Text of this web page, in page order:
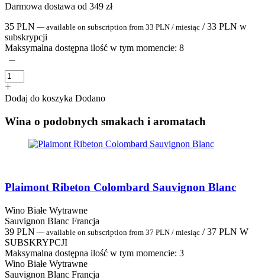
Darmowa dostawa od 349 zł
35 PLN — available on subscription from 33 PLN / miesiąc /33 PLN w
subskrypcji
Maksymalna dostępna ilość w tym momencie: 8
Dodaj do koszyka Dodano
Wina o podobnych smakach i aromatach
Plaimont Ribeton Colombard Sauvignon Blanc
Wino Białe Wytrawne
Sauvignon Blanc Francja
39 PLN — available on subscription from 37 PLN / miesiąc / 37 PLN W
SUBSKRYPCJI
Maksymalna dostępna ilość w tym momencie: 3
Wino Białe Wytrawne
Sauvignon Blanc Francja